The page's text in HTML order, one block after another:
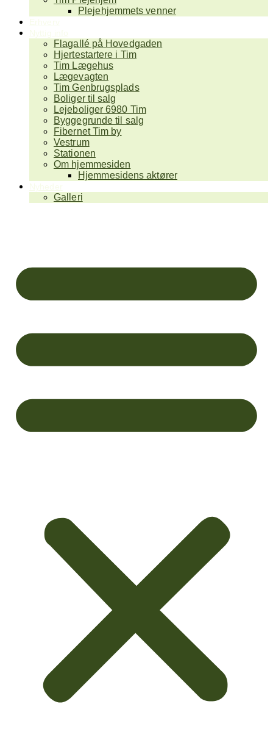
Plejehjemmets venner
Flagallé på Hovedgaden
Hjertestartere i Tim
Tim Lægehus
Lægevagten
Tim Genbrugsplads
Boliger til salg
Lejeboliger 6980 Tim
Byggegrunde til salg
Fibernet Tim by
Vestrum
Stationen
Om hjemmesiden
Hjemmesidens aktører
Galleri